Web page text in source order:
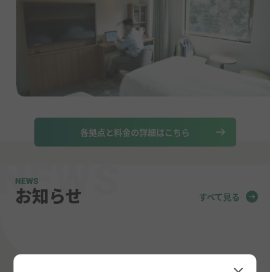
各拠点と料金の詳細はこちら
NEWS
お知らせ すべて見る